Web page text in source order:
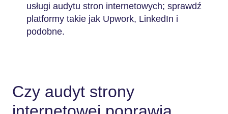
usługi audytu stron internetowych; sprawdź
platformy takie jak Upwork, LinkedIn i
podobne.
Czy audyt strony